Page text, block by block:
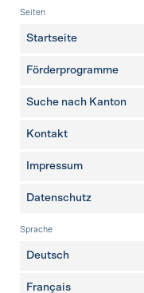
Fusszeile
Seiten
Startseite
Förderprogramme
Suche nach Kanton
weitere Seiten
Kontakt
Impressum
Datenschutz
Sprache
Deutsch
Français